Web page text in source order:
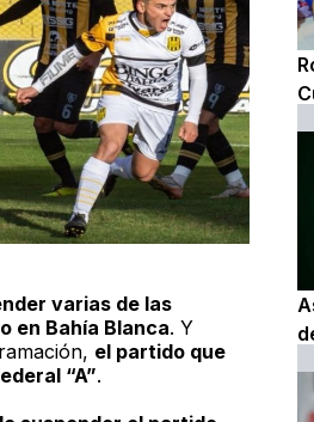
varias de las
en Bahía Blanca. Y
el partido que
“A”.